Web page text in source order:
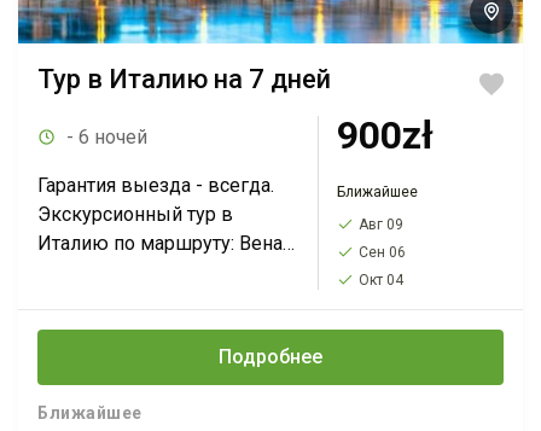
Тур в Италию на 7 дней
- 6 ночей
Гарантия выезда - всегда.
Экскурсионный тур в
Италию по маршруту: Вена-
Ватикан-Венеция-Брно*-
Краков*. Тур на 7 дней с
выездами по воскресеньям
за 900 PLN. Вы увидите
900zł
Ближайшее
Авг 09
Сен 06
Окт 04
Подробнее
Ближайшее